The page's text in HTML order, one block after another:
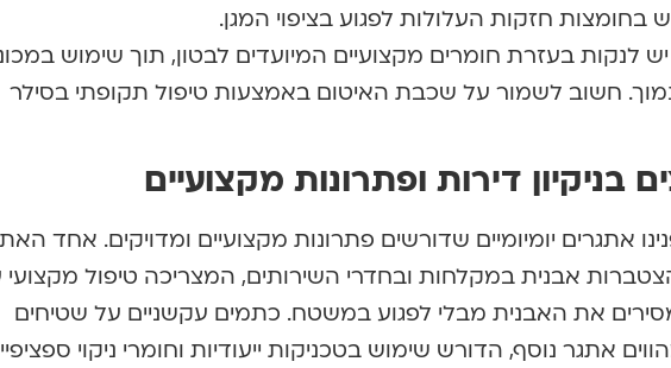
בחומצות חזקות העלולות לפגוע בציפוי המגן.
לנקות בעזרת חומרים מקצועיים המיועדים לבטון, תוך שימוש
חשוב לשמור על שכבת האיטום באמצעות טיפול תקופתי בסילר
בניקיון דירות ופתרונות מקצועיים
אתגרים יומיומיים שדורשים פתרונות מקצועיים ומדויקים. אחד
אבנית במקלחות ובחדרי השירותים, המצריכה טיפול
את האבנית מבלי לפגוע במשטח. כתמים עקשניים על שטיחים
אתגר נוסף, הדורש שימוש בטכניקות ייעודיות וחומרי ניקוי